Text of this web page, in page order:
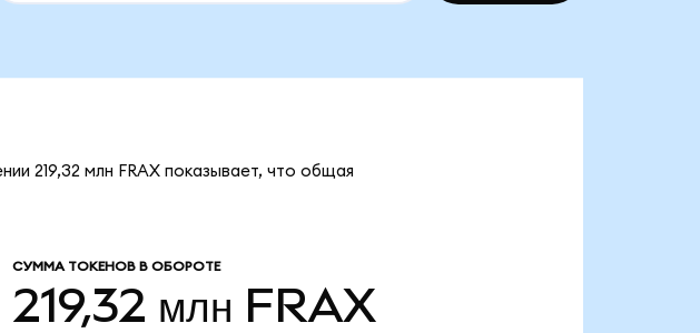
219,32 млн FRAX показывает, что общая
СУММА ТОКЕНОВ В ОБОРОТЕ
219,32 млн FRAX